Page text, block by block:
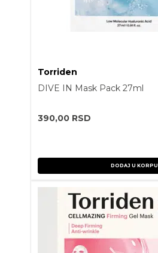
Torriden
DIVE IN Mask Pack 27ml
390,00 RSD
DODAJ U KORPU